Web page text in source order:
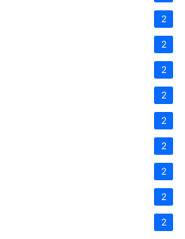
2
2
2
2
2
2
2
2
2